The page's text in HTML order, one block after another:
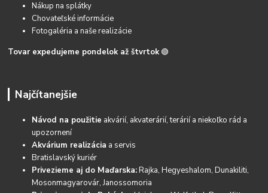
Nákup na splátky
Chovateľské informácie
Fotogaléria a naše realizácie
Tovar expedujeme pondelok až štvrtok 🟢
Najčítanejšie
Návod na použitie akvárií, akvaterárií, terárií a niekoľko rád a
upozornení
Akvárium realizácia a servis
Bratislavský kuriér
Privezieme aj do Maďarska:Rajka, Hegyeshalom, Dunakiliti,
Mosonmagyarovár, Janossomoria